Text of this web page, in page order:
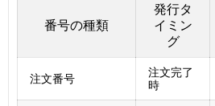
番号の種類
発行タ
イミン
グ
注文番号
注文完了
時